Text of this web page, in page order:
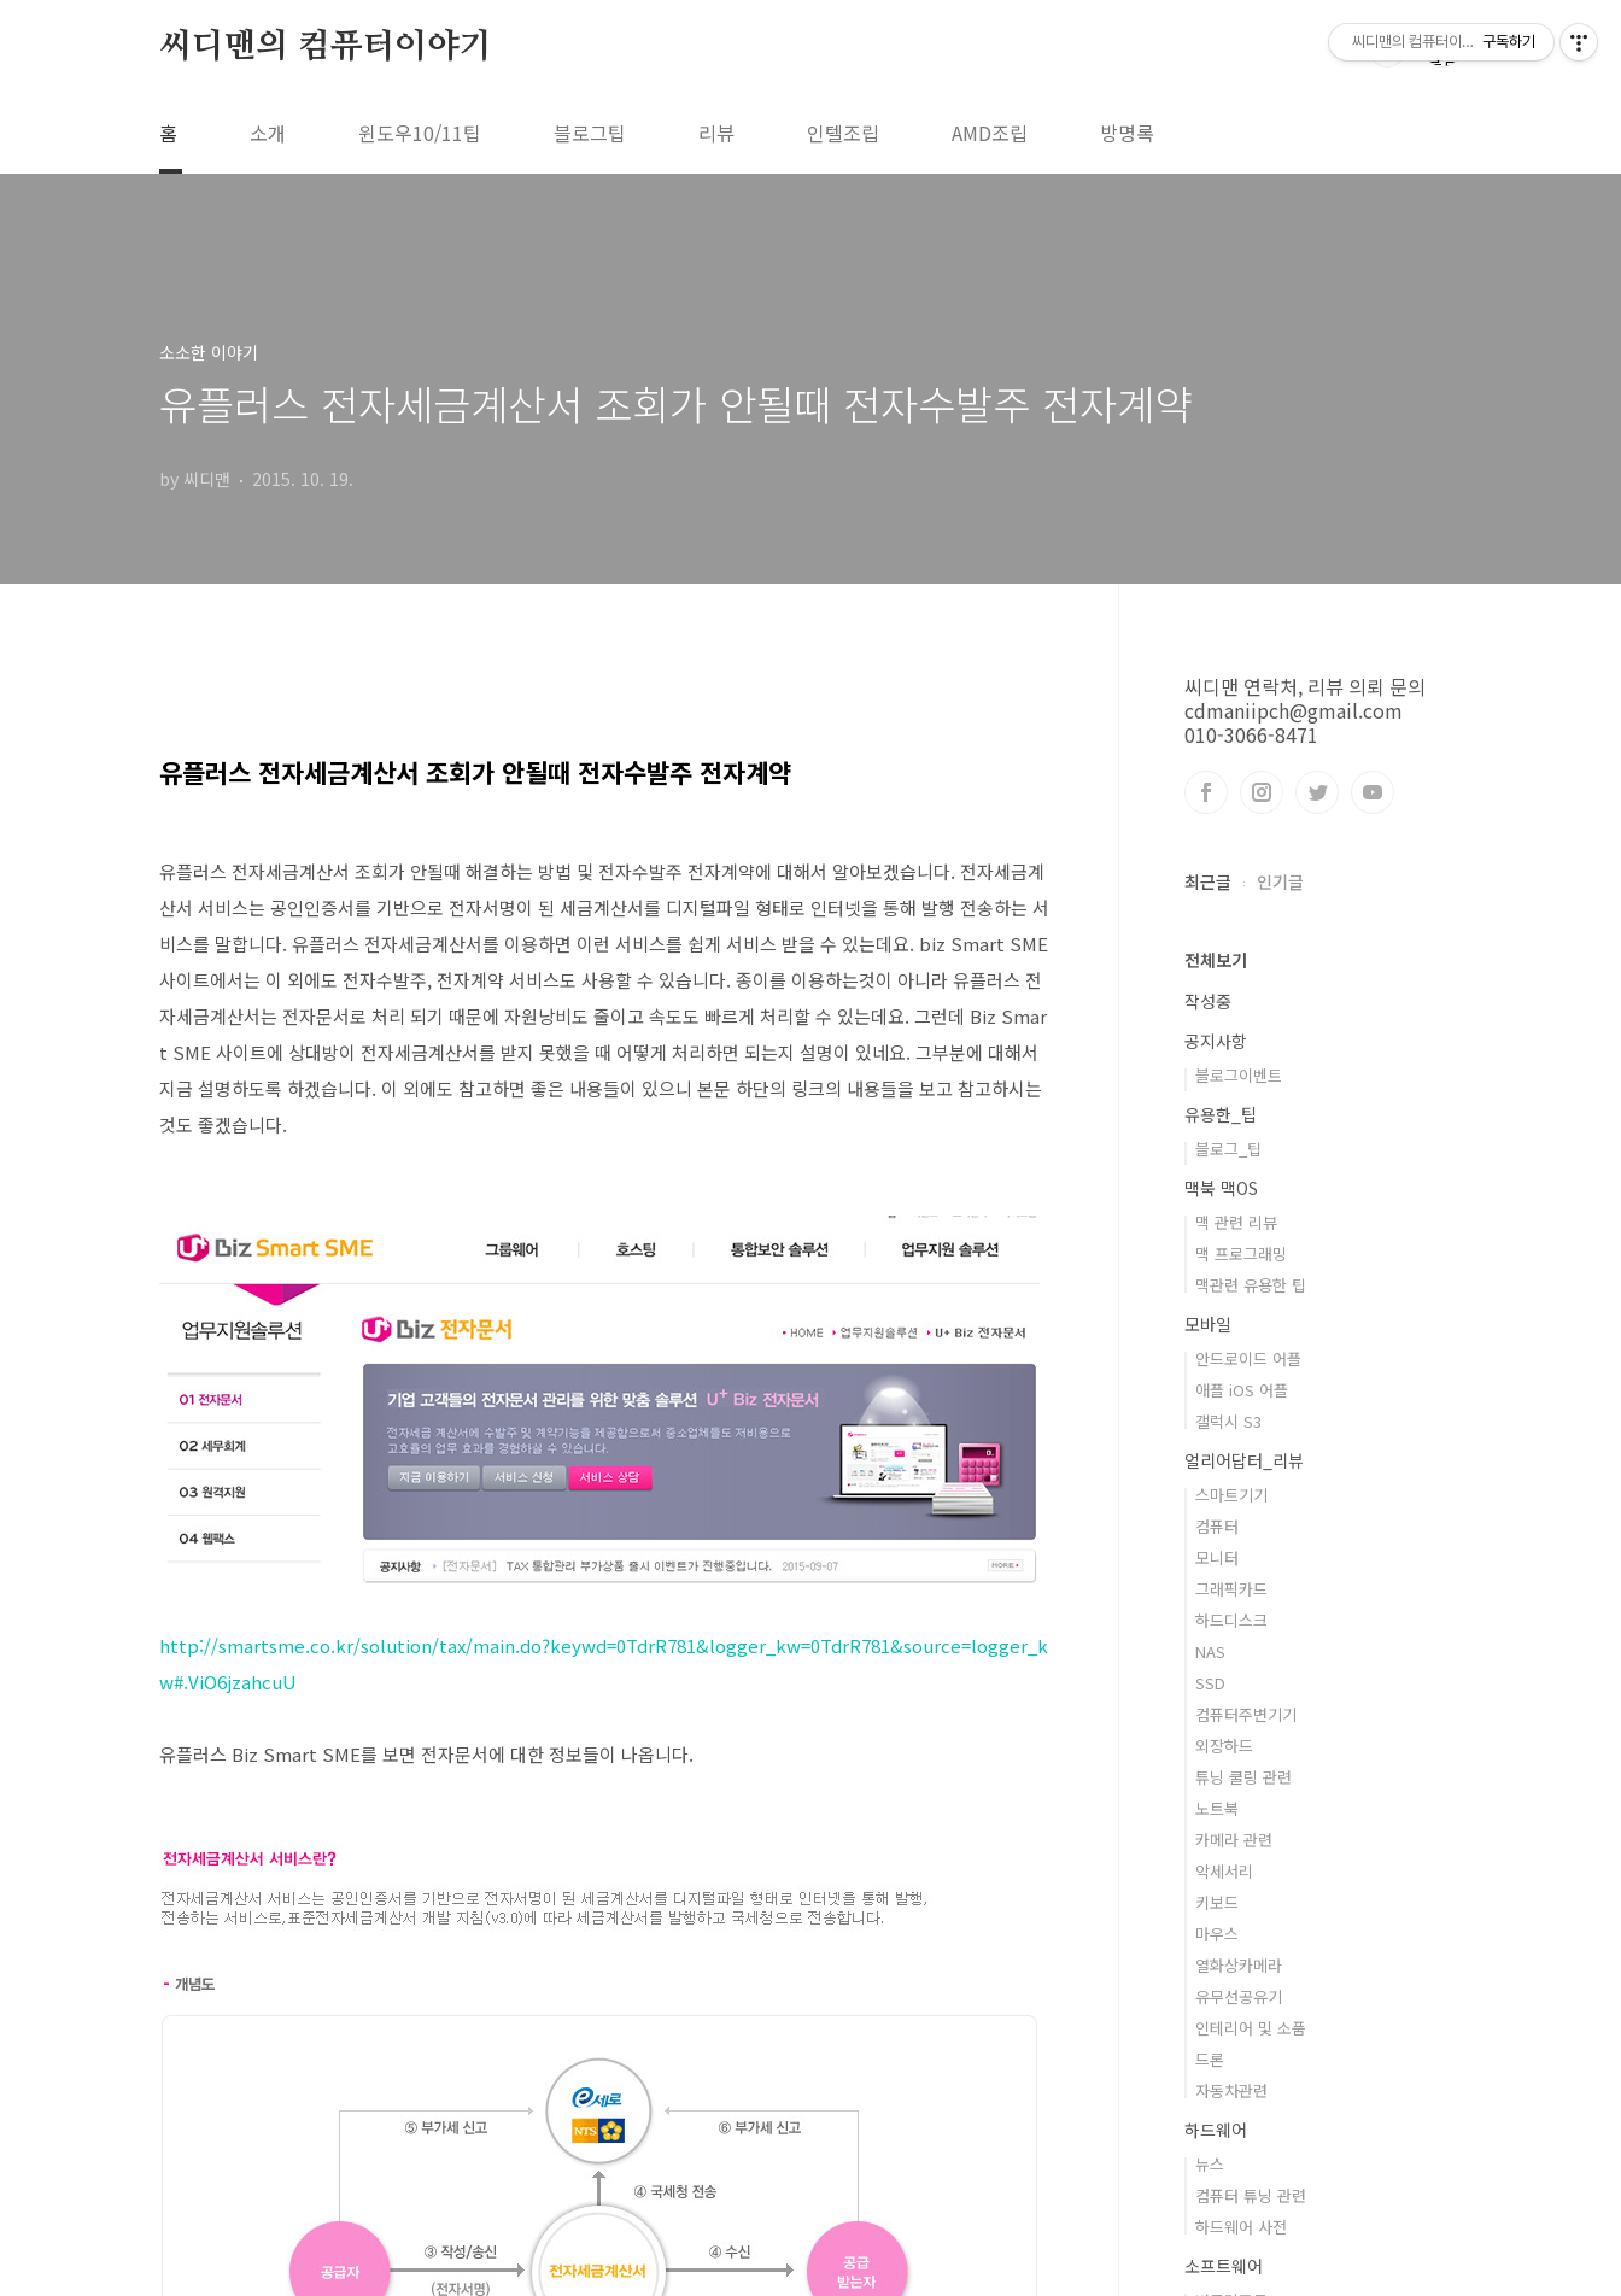
씨디맨의 컴퓨터이야기
홈 소개 윈도우10/11팁 블로그팁 리뷰 인텔조립 AMD조립 방명록
소소한 이야기
유플러스 전자세금계산서 조회가 안될때 전자수발주 전자계약
by 씨디맨 2015. 10. 19.
유플러스 전자세금계산서 조회가 안될때 전자수발주 전자계약
유플러스 전자세금계산서 조회가 안될때 해결하는 방법 및 전자수발주 전자계약에 대해서 알아보겠습니다. 전자세금계
산서 서비스는 공인인증서를 기반으로 전자서명이 된 세금계산서를 디지털파일 형태로 인터넷을 통해 발행 전송하는 서
비스를 말합니다. 유플러스 전자세금계산서를 이용하면 이런 서비스를 쉽게 서비스 받을 수 있는데요. biz Smart SME
사이트에서는 이 외에도 전자수발주, 전자계약 서비스도 사용할 수 있습니다. 종이를 이용하는것이 아니라 유플러스 전
자세금계산서는 전자문서로 처리 되기 때문에 자원낭비도 줄이고 속도도 빠르게 처리할 수 있는데요. 그런데 Biz Smar
t SME 사이트에 상대방이 전자세금계산서를 받지 못했을 때 어떻게 처리하면 되는지 설명이 있네요. 그부분에 대해서
지금 설명하도록 하겠습니다. 이 외에도 참고하면 좋은 내용들이 있으니 본문 하단의 링크의 내용들을 보고 참고하시는
것도 좋겠습니다.
http://smartsme.co.kr/solution/tax/main.do?keywd=0TdrR781&logger_kw=0TdrR781&source=logger_k
w#.ViO6jzahcuU
유플러스 Biz Smart SME를 보면 전자문서에 대한 정보들이 나옵니다.
씨디맨 연락처, 리뷰 의뢰 문의
cdmaniipch@gmail.com
010-3066-8471
최근글 인기글
전체보기
작성중
공지사항
블로그이벤트
유용한_팁
블로그_팁
맥북 맥OS
맥 관련 리뷰
맥 프로그래밍
맥관련 유용한 팁
모바일
안드로이드 어플
애플 iOS 어플
갤럭시 S3
얼리어답터_리뷰
스마트기기
컴퓨터
모니터
그래픽카드
하드디스크
NAS
SSD
컴퓨터주변기기
외장하드
튜닝 쿨링 관련
노트북
카메라 관련
악세서리
키보드
마우스
열화상카메라
유무선공유기
인테리어 및 소품
드론
자동차관련
하드웨어
뉴스
컴퓨터 튜닝 관련
하드웨어 사전
소프트웨어
씨디맨의 컴퓨터이야기구독하기